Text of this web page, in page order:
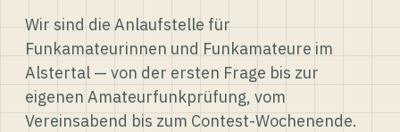
Wir sind die Anlaufstelle für
Funkamateurinnen und Funkamateure im
Alstertal — von der ersten Frage bis zur
eigenen Amateurfunkprüfung, vom
Vereinsabend bis zum Contest-Wochenende.